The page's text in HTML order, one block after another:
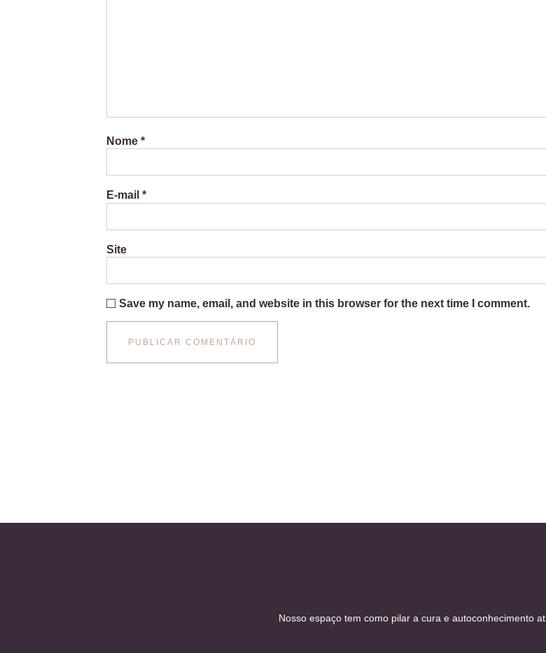
Nome *
E-mail *
Site
Save my name, email, and website in this browser for the next time I comment.
Nosso espaço tem como pilar a cura e autoconhecimento